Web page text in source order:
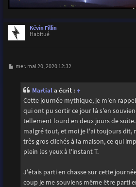
Kévin Fillin
Habitué
M
mer. mai 20, 2020 12:32
Martiala écrit : ↑
Cette journée mythique, je m'en
qui ont pu sortir ce jour là s'en
tellement lourd en deux jours de
malgré tout, et moi je l'ai toujours dit,
très gros clichés à la maison, ce qui
plein les yeux à l'instant T.
J'étais parti en chasse sur cette
coup je me souviens même être parti